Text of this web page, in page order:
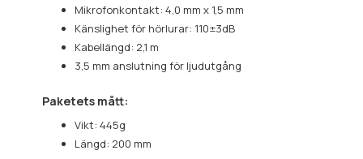
Mikrofonkontakt: 4,0 mm x 1,5 mm
Känslighet för hörlurar: 110±3dB
Kabellängd: 2,1 m
3,5 mm anslutning för ljudutgång
Paketets mått:
Vikt: 445g
Längd: 200 mm